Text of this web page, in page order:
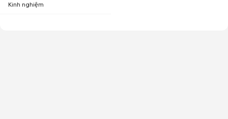
Kinh nghiệm